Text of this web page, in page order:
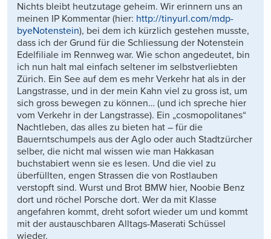
Nichts bleibt heutzutage geheim. Wir erinnern uns an
meinen IP Kommentar (hier: http://tinyurl.com/mdp-
byeNotenstein), bei dem ich kürzlich gestehen musste,
dass ich der Grund für die Schliessung der Notenstein
Edelfiliale im Rennweg war. Wie schon angedeutet, bin
ich nun halt mal einfach seltener im selbstverliebten
Zürich. Ein See auf dem es mehr Verkehr hat als in der
Langstrasse, und in der mein Kahn viel zu gross ist, um
sich gross bewegen zu können… (und ich spreche hier
vom Verkehr in der Langstrasse). Ein „cosmopolitanes“
Nachtleben, das alles zu bieten hat – für die
Bauerntschumpels aus der Aglo oder auch Stadtzürcher
selber, die nicht mal wissen wie man Hakkasan
buchstabiert wenn sie es lesen. Und die viel zu
überfüllten, engen Strassen die von Rostlauben
verstopft sind. Wurst und Brot BMW hier, Noobie Benz
dort und röchel Porsche dort. Wer da mit Klasse
angefahren kommt, dreht sofort wieder um und kommt
mit der austauschbaren Alltags-Maserati Schüssel
wieder.